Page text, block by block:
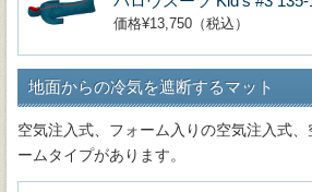
価格¥13,750（税込）
地面からの冷気を遮断するマット
空気注入式、フォーム入りの空気注入式
ームタイプがあります。